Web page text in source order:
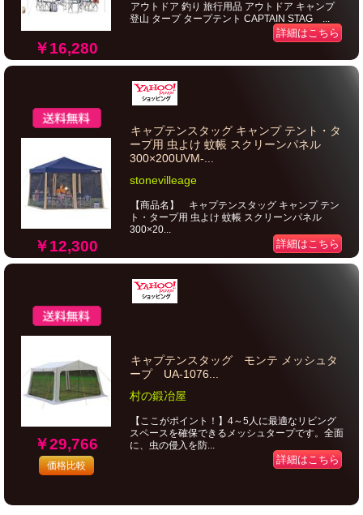
￥16,280
アウトドア 釣り 旅行用品 アウトドア キャンプ
登山 タープ タープテント CAPTAIN STAG ...
詳細はこちら
￥12,300
キャプテンスタッグ キャンプ テント・タ
ープ用 虫よけ 蚊帳 スクリーンパネル
300×200UVM-...
stonevilleage
【商品名】 キャプテンスタッグ キャンプ テン
ト・タープ用 虫よけ 蚊帳 スクリーンパネル
300×20...
詳細はこちら
￥29,766
価格比較
キャプテンスタッグ モンテ メッシュタ
ープ UA-1076...
村の鍛冶屋
【ここがポイント！】4～5人に最適なリビング
スペースを確保できるメッシュタープです。全面
に、虫の侵入を防...
詳細はこちら